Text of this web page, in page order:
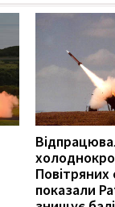
Повітряних
показали